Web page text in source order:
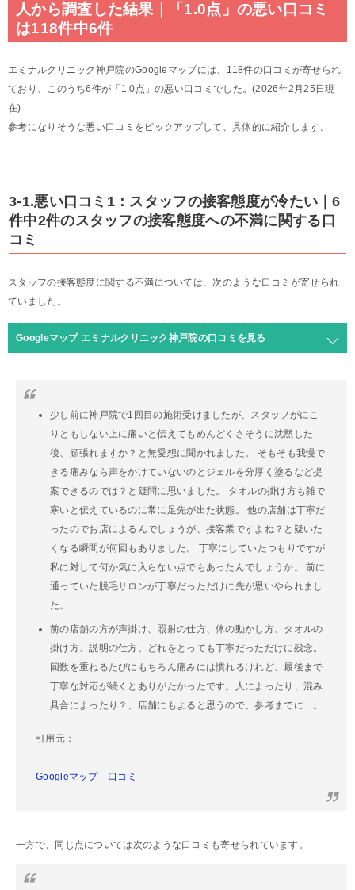
人から調査した結果｜「1.0点」の悪い口コミ
は118件中6件
エミナルクリニック神戸院のGoogleマップには、118件の口コミが寄せられ
ており、このうち6件が「1.0点」の悪い口コミでした。(2026年2月25日現
在)
参考になりそうな悪い口コミをピックアップして、具体的に紹介します。
3-1.悪い口コミ1：スタッフの接客態度が冷たい｜6
件中2件のスタッフの接客態度への不満に関する口
コミ
スタッフの接客態度に関する不満については、次のような口コミが寄せられ
ていました。
Googleマップ エミナルクリニック神戸院の口コミを見る
少し前に神戸院で1回目の施術受けましたが、スタッフがにこ
りともしない上に痛いと伝えてもめんどくさそうに沈黙した
後、頑張れますか？と無愛想に聞かれました。 そもそも我慢で
きる痛みなら声をかけていないのとジェルを分厚く塗るなど提
案できるのでは？と疑問に思いました。 タオルの掛け方も雑で
寒いと伝えているのに常に足先が出た状態。 他の店舗は丁寧だ
ったのでお店によるんでしょうが、接客業ですよね？と疑いた
くなる瞬間が何回もありました。 丁寧にしていたつもりですが
私に対して何か気に入らない点でもあったんでしょうか。 前に
通っていた脱毛サロンが丁寧だっただけに先が思いやられまし
た。
前の店舗の方が声掛け、照射の仕方、体の動かし方、タオルの
掛け方、説明の仕方、どれをとっても丁寧だっただけに残念。
回数を重ねるたびにもちろん痛みには慣れるけれど、最後まで
丁寧な対応が続くとありがたかったです。人によったり、混み
具合によったり？、店舗にもよると思うので、参考までに…。
引用元：
Googleマップ 口コミ
一方で、同じ点については次のような口コミも寄せられています。